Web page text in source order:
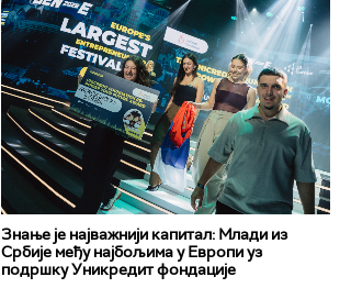
Знање је најважнији капитал: Млади из
Србије међу најбољима у Европи уз
подршку Уникредит фондације